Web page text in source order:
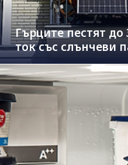
Гърците пестят до
ток със слънчеви